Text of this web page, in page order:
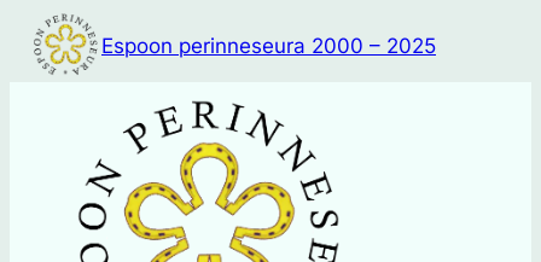
Siirry
sisältöön Espoon perinneseura 2000 – 2025